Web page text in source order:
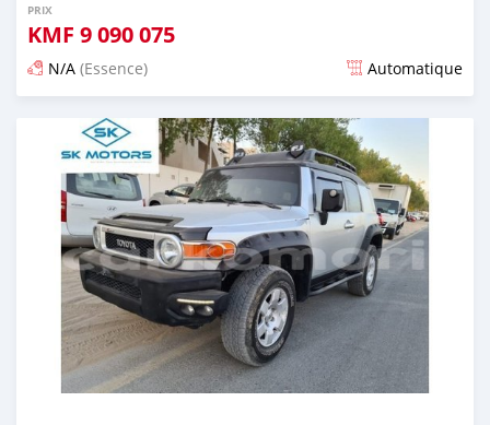
PRIX
KMF 9 090 075
N/A (Essence) Automatique
Publié il y a presque 6 ans